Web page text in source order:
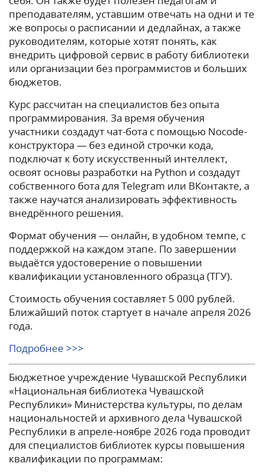
преподавателям, уставшим отвечать на одни и те
же вопросы о расписании и дедлайнах, а также
руководителям, которые хотят понять, как
внедрить цифровой сервис в работу библиотеки
или организации без программистов и больших
бюджетов.
Курс рассчитан на специалистов без опыта
программирования. За время обучения
участники создадут чат-бота с помощью Nocode-
конструктора — без единой строчки кода,
подключат к боту искусственный интеллект,
освоят основы разработки на Python и создадут
собственного бота для Telegram или ВКонтакте, а
также научатся анализировать эффективность
внедрённого решения.
Формат обучения — онлайн, в удобном темпе, с
поддержкой на каждом этапе. По завершении
выдаётся удостоверение о повышении
квалификации установленного образца (ТГУ).
Стоимость обучения составляет 5 000 рублей.
Ближайший поток стартует в начале апреля 2026
года.
Подробнее >>>
Бюджетное учреждение Чувашской Республики
«Национальная библиотека Чувашской
Республики» Министерства культуры, по делам
национальностей и архивного дела Чувашской
Республики в апреле-ноябре 2026 года проводит
для специалистов библиотек курсы повышения
квалификации по программам: